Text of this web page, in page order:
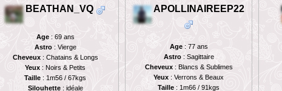
BEATHAN_VQ
Age: 69 ans
Astro: Vierge
Cheveux: Chatains & Longs
Yeux : Noirs & Petits
Taille : 1m56 / 67kgs
Silouhette: idéale
APOLLINAIREEP22
Age: 77 ans
Astro: Sagittaire
Cheveux: Blancs & Sublimes
Yeux : Verrons & Beaux
Taille : 1m66 / 91kgs